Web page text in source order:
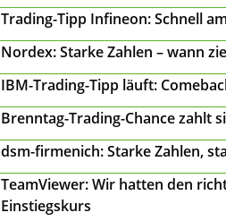
Trading-Tipp Infineon: Schnell
Nordex: Starke Zahlen – wann
IBM-Trading-Tipp läuft:
Brenntag-Trading-Chance zahlt
dsm-firmenich: Starke Zahlen,
TeamViewer: Wir hatten den
Einstiegskurs